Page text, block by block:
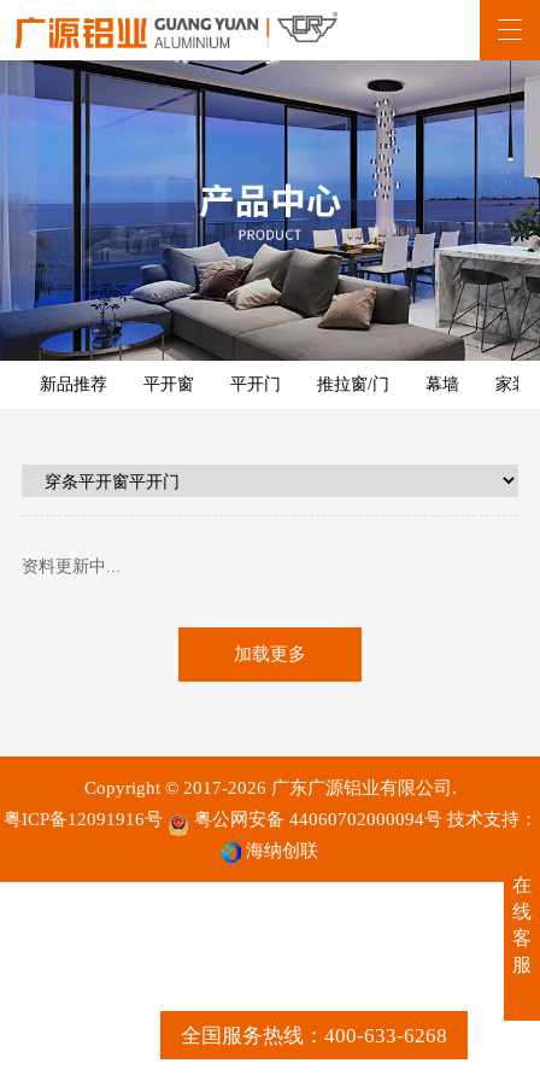
全国服务热线：400-633-6268
新品推荐 平开窗 平开门 推拉窗/门 幕墙 家装
资料更新中...
加载更多
Copyright © 2017-2026 广东广源铝业有限公司.
粤ICP备12091916号
粤公网安备 44060702000094号 技术支持：
海纳创联
在
线
客
服